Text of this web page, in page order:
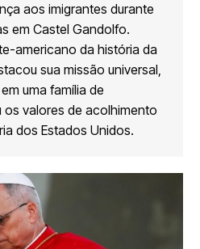
aos imigrantes durante
em Castel Gandolfo.
americano da história da
sua missão universal,
uma família de
os valores de acolhimento
dos Estados Unidos.